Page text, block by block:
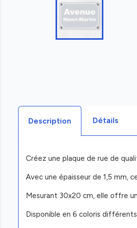
Description Détails
Créez une plaque de rue de
Avec une épaisseur de 1,5 mm,
Mesurant 30x20 cm, elle offre
Disponible en 6 coloris